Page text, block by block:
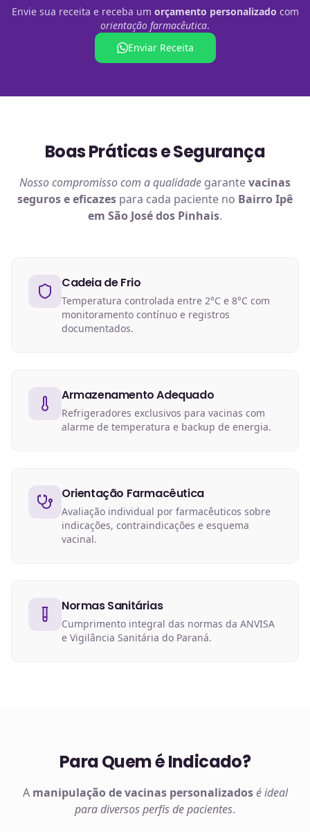
Envie sua receita e receba um orçamento personalizado com
orientação farmacêutica.
Enviar Receita
Boas Práticas e Segurança
Nosso compromisso com a qualidade garantevacinas
seguros e eficazes para cada paciente no Bairro Ipê
em São José dos Pinhais.
Cadeia de Frio
Temperatura controlada entre 2°C e 8°C com
monitoramento contínuo e registros
documentados.
Armazenamento Adequado
Refrigeradores exclusivos para vacinas com
alarme de temperatura e backup de energia.
Orientação Farmacêutica
Avaliação individual por farmacêuticos sobre
indicações, contraindicações e esquema
vacinal.
Normas Sanitárias
Cumprimento integral das normas da ANVISA
e Vigilância Sanitária do Paraná.
Para Quem é Indicado?
A manipulação devacinaspersonalizados é ideal
para diversos perfis de pacientes.